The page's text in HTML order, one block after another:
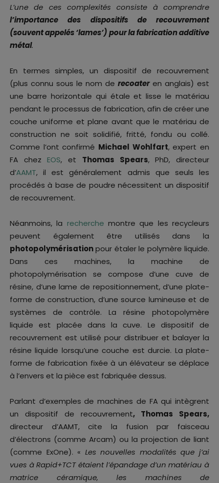
L’une de ces complexités consiste à comprendre
l’importance des dispositifs de recouvrement
(souvent appelés ‘lames’) pour la fabrication additive
métal.
En termes simples, un dispositif de recouvrement
(plus connu sous le nom de recoateren anglais) est
une barre horizontale qui étale et lisse le matériau
pendant le processus de fabrication, afin de créer une
couche uniforme et plane avant que le matériau de
construction ne soit solidifié, fritté, fondu ou collé.
Comme l’ont confirmé Michael Wohlfart, expert en
FA chezEOS, et Thomas Spears, PhD, directeur
d’AAMT, il est généralement admis que seuls les
procédés à base de poudre nécessitent un dispositif
de recouvrement.
Néanmoins, la recherche montre que les recycleurs
peuvent également être utilisés dans la
photopolymérisationpour étaler le polymère liquide.
Dans ces machines, la machine de
photopolymérisation se compose d’une cuve de
résine, d’une lame de repositionnement, d’une plate-
forme de construction, d’une source lumineuse et de
systèmes de contrôle. La résine photopolymère
liquide est placée dans la cuve. Le dispositif de
recouvrement est utilisé pour distribuer et balayer la
résine liquide lorsqu’une couche est durcie. La plate-
forme de fabrication fixée à un élévateur se déplace
à l’envers et la pièce est fabriquée dessus.
Parlant d’exemples de machines de FA qui intègrent
un dispositif de recouvrement, Thomas Spears,
directeur d’AAMT, cite la fusion par faisceau
d’électrons (comme Arcam) ou la projection de liant
(comme ExOne). « Les nouvelles modalités que j’ai
vues à Rapid+TCT étaient l’épandage d’un matériau à
matrice céramique, les machines de